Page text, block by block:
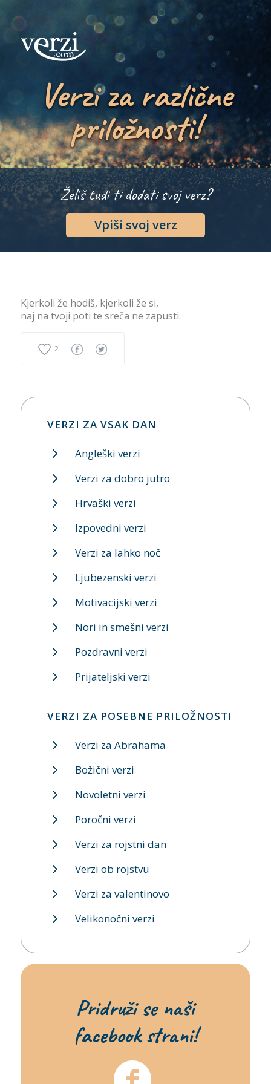
Verzi za različne
priložnosti!
Želiš tudi ti dodati svoj verz?
Vpiši svoj verz
Kjerkoli že hodiš, kjerkoli že si,
naj na tvoji poti te sreča ne zapusti.
2
VERZI ZA VSAK DAN
Angleški verzi
Verzi za dobro jutro
Hrvaški verzi
Izpovedni verzi
Verzi za lahko noč
Ljubezenski verzi
Motivacijski verzi
Nori in smešni verzi
Pozdravni verzi
Prijateljski verzi
VERZI ZA POSEBNE PRILOŽNOSTI
Verzi za Abrahama
Božični verzi
Novoletni verzi
Poročni verzi
Verzi za rojstni dan
Verzi ob rojstvu
Verzi za valentinovo
Velikonočni verzi
Pridruži se naši
facebook strani!